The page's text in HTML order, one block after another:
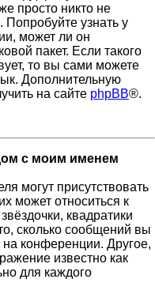
просто никто не
узнать у
может ли он
пакет. Если такого
то вы сами можете
Дополнительную
на сайте phpBB®.
с моим именем
могут присутствовать
может относиться к
квадратики
сколько сообщений вы
конференции. Другое,
известно как
для каждого